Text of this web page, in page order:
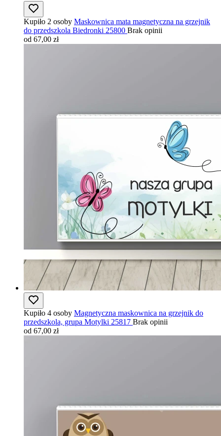
Kupiło 2 osoby Maskownica mata magnetyczna na grzejnik
do przedszkola Biedronki 25800 Brak opinii
od 67,00 zł
Kupiło 4 osoby Magnetyczna maskownica na grzejnik do
przedszkola, grupa Motylki 25817 Brak opinii
od 67,00 zł